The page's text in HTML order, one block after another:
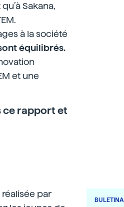
Sakana,
à la société
équilibrés.
et une
ce rapport et
réalisée par
BULETINA